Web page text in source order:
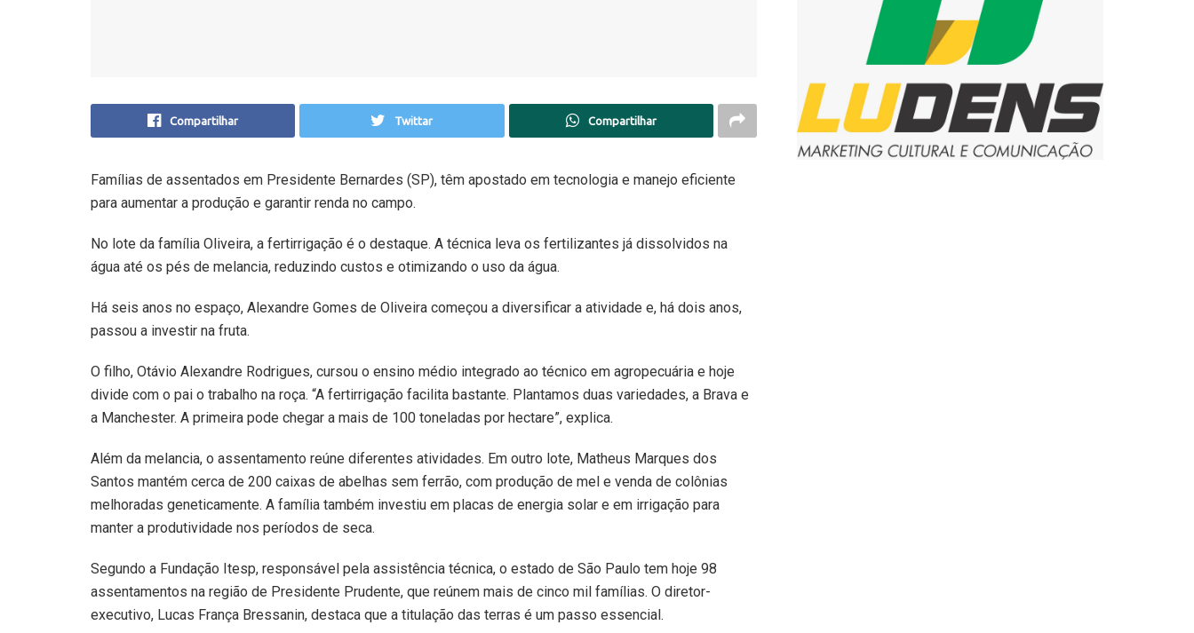
Compartilhar Twittar Compartilhar
Famílias de assentados em Presidente Bernardes (SP), têm apostado em tecnologia e manejo eficiente
para aumentar a produção e garantir renda no campo.
No lote da família Oliveira, a fertirrigação é o destaque. A técnica leva os fertilizantes já dissolvidos na
água até os pés de melancia, reduzindo custos e otimizando o uso da água.
Há seis anos no espaço, Alexandre Gomes de Oliveira começou a diversificar a atividade e, há dois anos,
passou a investir na fruta.
O filho, Otávio Alexandre Rodrigues, cursou o ensino médio integrado ao técnico em agropecuária e hoje
divide com o pai o trabalho na roça. “A fertirrigação facilita bastante. Plantamos duas variedades, a Brava e
a Manchester. A primeira pode chegar a mais de 100 toneladas por hectare”, explica.
Além da melancia, o assentamento reúne diferentes atividades. Em outro lote, Matheus Marques dos
Santos mantém cerca de 200 caixas de abelhas sem ferrão, com produção de mel e venda de colônias
melhoradas geneticamente. A família também investiu em placas de energia solar e em irrigação para
manter a produtividade nos períodos de seca.
Segundo a Fundação Itesp, responsável pela assistência técnica, o estado de São Paulo tem hoje 98
assentamentos na região de Presidente Prudente, que reúnem mais de cinco mil famílias. O diretor-
executivo, Lucas França Bressanin, destaca que a titulação das terras é um passo essencial.